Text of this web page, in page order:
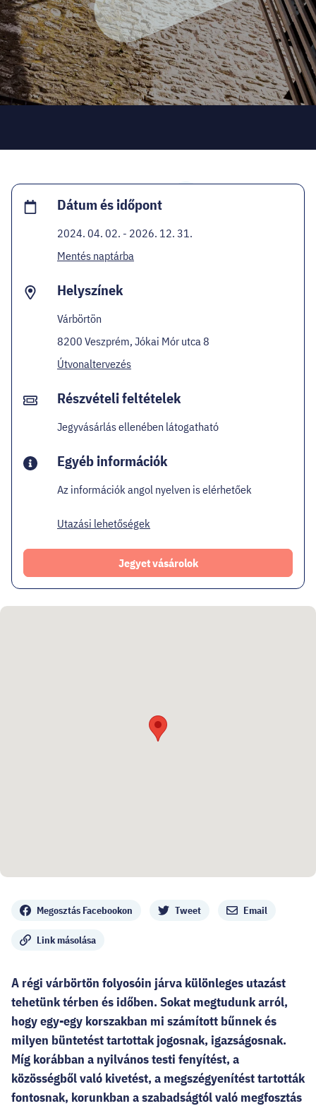
KARRIER
EN
Megosztás Facebookon Tweet Email
Link másolása
A régi várbörtön folyosóin járva különleges utazást
tehetünk térben és időben. Sokat megtudunk arról,
hogy egy-egy korszakban mi számított bűnnek és
milyen büntetést tartottak jogosnak, igazságosnak.
Míg korábban a nyilvános testi fenyítést, a
közösségből való kivetést, a megszégyenítést tartották
fontosnak, korunkban a szabadságtól való megfosztás
Dátum és időpont
2024. 04. 02. - 2026. 12. 31.
Mentés naptárba
Helyszínek
Várbörtön
8200 Veszprém, Jókai Mór utca 8
Útvonaltervezés
Részvételi feltételek
Jegyvásárlás ellenében látogatható
Egyéb információk
Az információk angol nyelven is elérhetőek
Utazási lehetőségek
Jegyet vásárolok